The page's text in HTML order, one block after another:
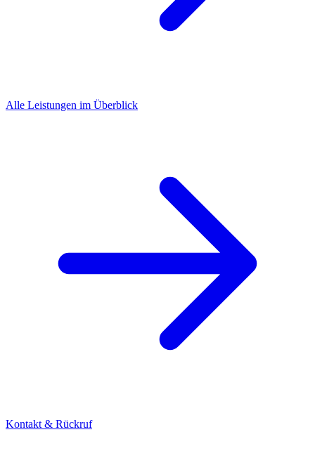
Alle Leistungen im Überblick
Kontakt & Rückruf